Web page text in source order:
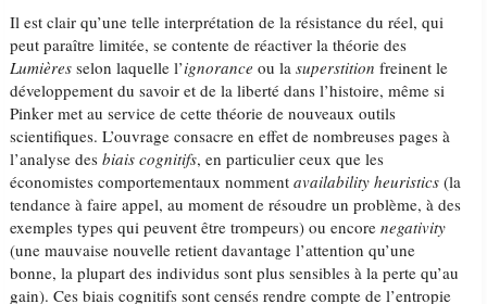
Il est clair qu’une telle interprétation de la résistance du réel, qui
peut paraître limitée, se contente de réactiver la théorie des
Lumières selon laquelle l’ignorance ou lasuperstition freinent le
développement du savoir et de la liberté dans l’histoire, même si
Pinker met au service de cette théorie de nouveaux outils
scientifiques. L’ouvrage consacre en effet de nombreuses pages à
l’analyse desbiais cognitifs, en particulier ceux que les
économistes comportementaux nommentavailability heuristics (la
tendance à faire appel, au moment de résoudre un problème, à des
exemples types qui peuvent être trompeurs) ou encorenegativity
(une mauvaise nouvelle retient davantage l’attention qu’une
bonne, la plupart des individus sont plus sensibles à la perte qu’au
gain). Ces biais cognitifs sont censés rendre compte de l’entropie